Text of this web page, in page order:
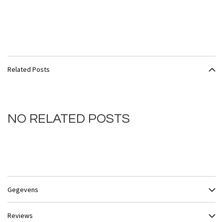
Related Posts
NO RELATED POSTS
Gegevens
Reviews